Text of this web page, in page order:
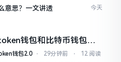
意思？一文讲透 今天
钱包和比特币钱包，
安全？老玩家来聊聊
钱包2.0 ⋅ 29分钟前 ⋅ 12 阅读